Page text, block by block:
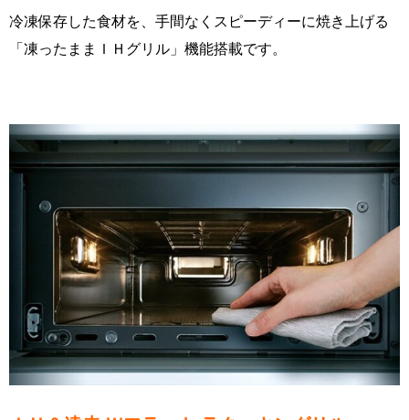
冷凍保存した食材を、手間なくスピーディーに焼き上げる
「凍ったままＩＨグリル」機能搭載です。